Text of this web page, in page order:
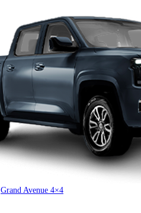
Grand Avenue 4×4